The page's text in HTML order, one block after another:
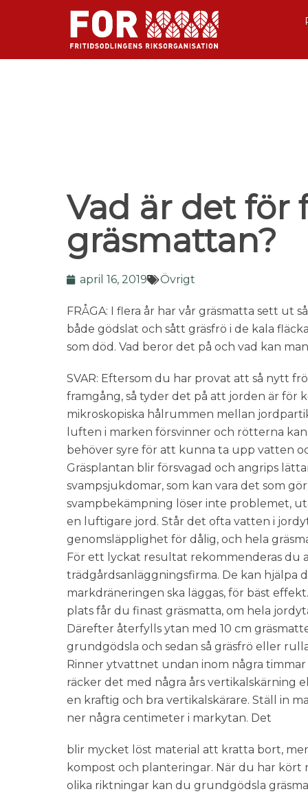
Vad är det för
gräsmattan?
april 16, 2019 Övrigt
FRÅGA: I flera år har vår gräsmatta sett ut
både gödslat och sått gräsfrö i de kala
som död. Vad beror det på och vad kan
SVAR: Eftersom du har provat att så nytt
framgång, så tyder det på att jorden är för
mikroskopiska hålrummen mellan
luften i marken försvinner och rötterna
behöver syre för att kunna ta upp vatten
Gräsplantan blir försvagad och angrips
svampsjukdomar, som kan vara det som
svampbekämpning löser inte problemet,
en luftigare jord. Står det ofta vatten i
genomsläpplighet för dålig, och hela
För ett lyckat resultat rekommenderas du
trädgårdsanläggningsfirma. De kan hjälpa
markdräneringen ska läggas, för bäst
plats får du finast gräsmatta, om hela
Därefter återfylls ytan med 10 cm
grundgödsla och sedan så gräsfrö eller
Rinner ytvattnet undan inom några
räcker det med några års vertikalskärning
en kraftig och bra vertikalskärare. Ställ in
ner några centimeter i markytan. Det
blir mycket löst material att kratta bort,
kompost och planteringar. När du har kört
olika riktningar kan du grundgödsla